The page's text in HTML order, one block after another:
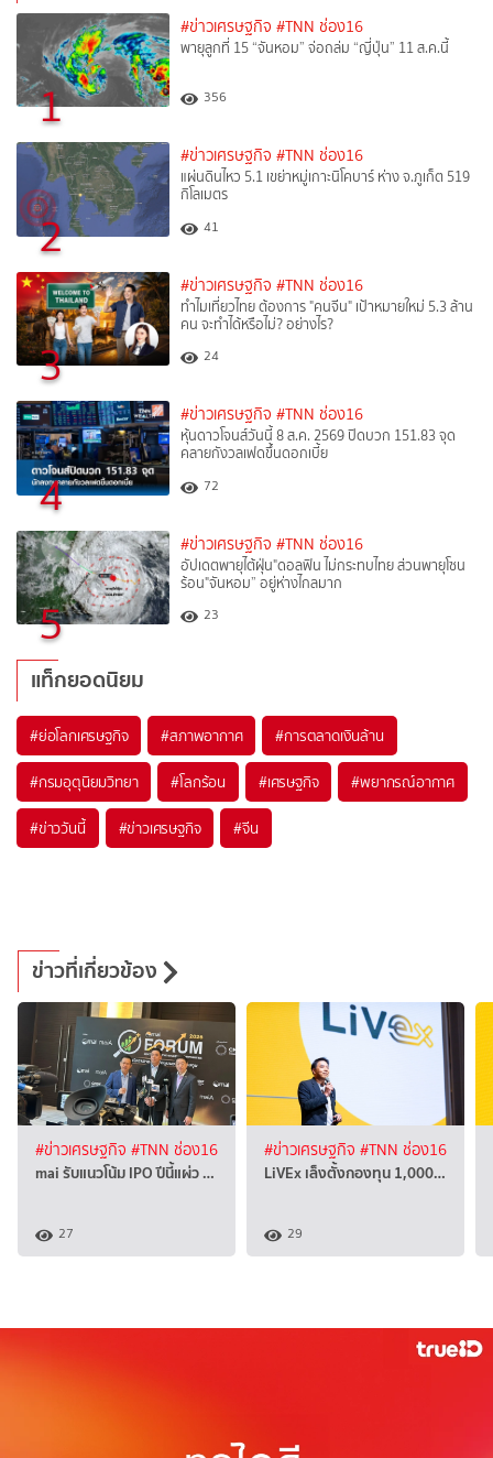
1
#ข่าวเศรษฐกิจ #TNN ช่อง16
พายุลูกที่ 15 “จันหอม” จ่อถล่ม “ญี่ปุ่น” 11 ส.ค.นี้
356
2
#ข่าวเศรษฐกิจ #TNN ช่อง16
แผ่นดินไหว 5.1 เขย่าหมู่เกาะนิโคบาร์ ห่าง จ.ภูเก็ต 519
กิโลเมตร
41
3
#ข่าวเศรษฐกิจ #TNN ช่อง16
ทำไมเที่ยวไทย ต้องการ "คนจีน" เป้าหมายใหม่ 5.3 ล้าน
คน จะทำได้หรือไม่? อย่างไร?
24
4
#ข่าวเศรษฐกิจ #TNN ช่อง16
หุ้นดาวโจนส์วันนี้ 8 ส.ค. 2569 ปิดบวก 151.83 จุด
คลายกังวลเฟดขึ้นดอกเบี้ย
72
5
#ข่าวเศรษฐกิจ #TNN ช่อง16
อัปเดตพายุไต้ฝุ่น"ดอลฟิน ไม่กระทบไทย ส่วนพายุโซน
ร้อน"จันหอม” อยู่ห่างไกลมาก
23
แท็กยอดนิยม
#ย่อโลกเศรษฐกิจ #สภาพอากาศ #การตลาดเงินล้าน
#กรมอุตุนิยมวิทยา #โลกร้อน #เศรษฐกิจ #พยากรณ์อากาศ
#ข่าววันนี้ #ข่าวเศรษฐกิจ #จีน
ข่าวที่เกี่ยวข้อง
#ข่าวเศรษฐกิจ #TNN ช่อง16
mai รับแนวโน้ม IPO ปีนี้แผ่ว …
27
#ข่าวเศรษฐกิจ #TNN ช่อง16
LiVEx เล็งตั้งกองทุน 1,000…
29